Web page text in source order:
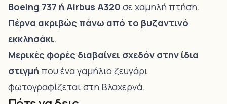
Boeing 737 ή Airbus A320 σε χαμηλή πτήση.
Πέρνα ακριβώς πάνω από το βυζαντινό
εκκλησάκι.
Μερικές φορές διαβαίνει σχεδόν στην ίδια
στιγμή που ένα γαμήλιο ζευγάρι
φωτογραφίζεται στη Βλαχερνά.